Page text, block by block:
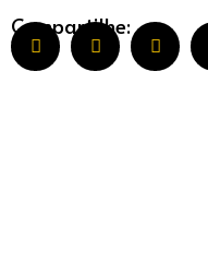
Compartilhe: